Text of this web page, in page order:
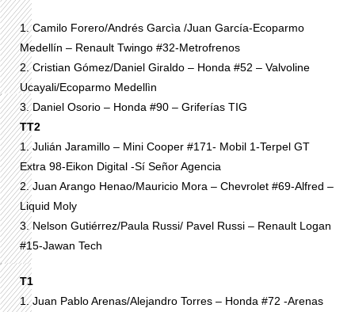
1. Camilo Forero/Andrés Garcìa /Juan García-Ecoparmo
Medellín – Renault Twingo #32-Metrofrenos
2. Cristian Gómez/Daniel Giraldo – Honda #52 – Valvoline
Ucayali/Ecoparmo Medellìn
3. Daniel Osorio – Honda #90 – Griferías TIG
TT2
1. Julián Jaramillo – Mini Cooper #171- Mobil 1-Terpel GT
Extra 98-Eikon Digital -Sí Señor Agencia
2. Juan Arango Henao/Mauricio Mora – Chevrolet #69-Alfred –
Liquid Moly
3. Nelson Gutiérrez/Paula Russi/ Pavel Russi – Renault Logan
#15-Jawan Tech
T1
1. Juan Pablo Arenas/Alejandro Torres – Honda #72 -Arenas